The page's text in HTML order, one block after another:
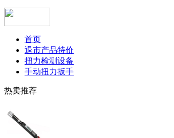
首页
退市产品特价
扭力检测设备
手动扭力扳手
热卖推荐